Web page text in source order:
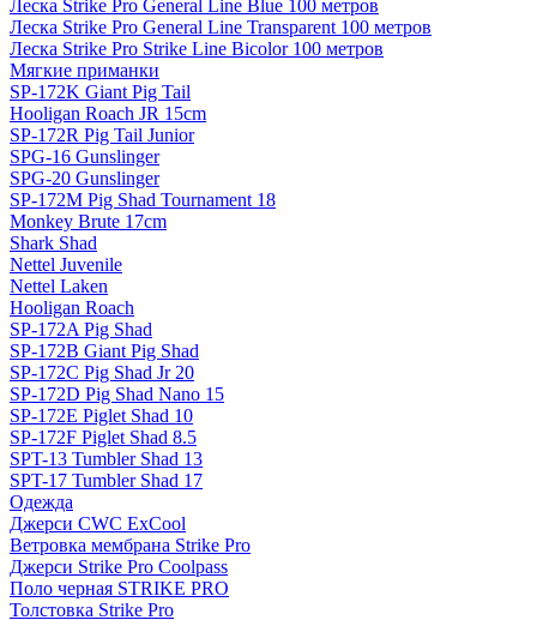
Леска Strike Pro General Line Blue 100 метров
Леска Strike Pro General Line Transparent 100 метров
Леска Strike Pro Strike Line Bicolor 100 метров
Мягкие приманки
SP-172K Giant Pig Tail
Hooligan Roach JR 15cm
SP-172R Pig Tail Junior
SPG-16 Gunslinger
SPG-20 Gunslinger
SP-172M Pig Shad Tournament 18
Monkey Brute 17cm
Shark Shad
Nettel Juvenile
Nettel Laken
Hooligan Roach
SP-172A Pig Shad
SP-172B Giant Pig Shad
SP-172C Pig Shad Jr 20
SP-172D Pig Shad Nano 15
SP-172E Piglet Shad 10
SP-172F Piglet Shad 8.5
SPT-13 Tumbler Shad 13
SPT-17 Tumbler Shad 17
Одежда
Джерси CWC ExCool
Ветровка мембрана Strike Pro
Джерси Strike Pro Coolpass
Поло черная STRIKE PRO
Толстовка Strike Pro